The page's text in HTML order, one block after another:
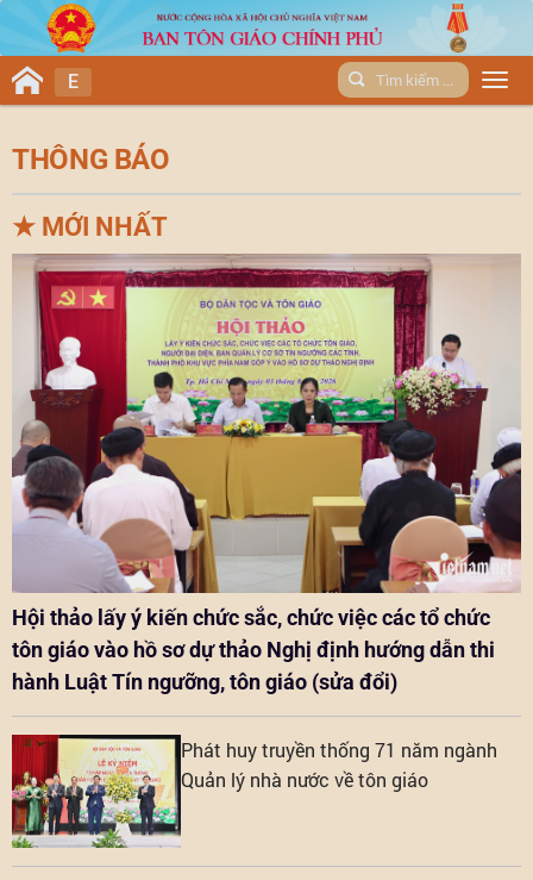
E
THÔNG BÁO
★ MỚI NHẤT
Hội thảo lấy ý kiến chức sắc, chức việc các tổ chức
tôn giáo vào hồ sơ dự thảo Nghị định hướng dẫn thi
hành Luật Tín ngưỡng, tôn giáo (sửa đổi)
Phát huy truyền thống 71 năm ngành
Quản lý nhà nước về tôn giáo